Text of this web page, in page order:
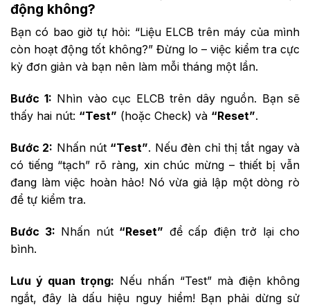
động không?
Bạn có bao giờ tự hỏi: “Liệu ELCB trên máy của mình
còn hoạt động tốt không?” Đừng lo – việc kiểm tra cực
kỳ đơn giản và bạn nên làm mỗi tháng một lần.
Bước 1: Nhìn vào cục ELCB trên dây nguồn. Bạn sẽ
thấy hai nút: “Test” (hoặc Check) và “Reset”.
Bước 2: Nhấn nút “Test”. Nếu đèn chỉ thị tắt ngay và
có tiếng “tạch” rõ ràng, xin chúc mừng – thiết bị vẫn
đang làm việc hoàn hảo! Nó vừa giả lập một dòng rò
để tự kiểm tra.
Bước 3: Nhấn nút “Reset” để cấp điện trở lại cho
bình.
Lưu ý quan trọng: Nếu nhấn “Test” mà điện không
ngắt, đây là dấu hiệu nguy hiểm! Bạn phải dừng sử